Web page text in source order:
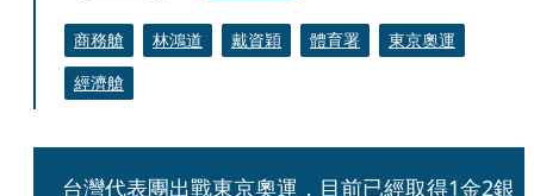
商務艙 林鴻道 戴資穎 體育署
東京奧運
經濟艙
台灣代表團出戰東京奧運，目前已經取得1金2銀